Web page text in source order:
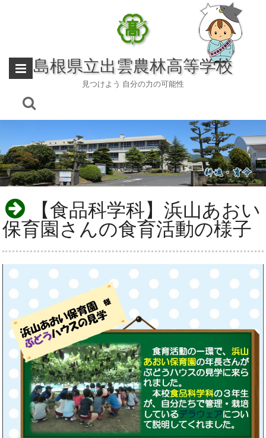
島根県立出雲農林高等学校
見つけよう 自分の力の可能性
【食品科学科】浜山あおい
保育園さんの食育活動の様子